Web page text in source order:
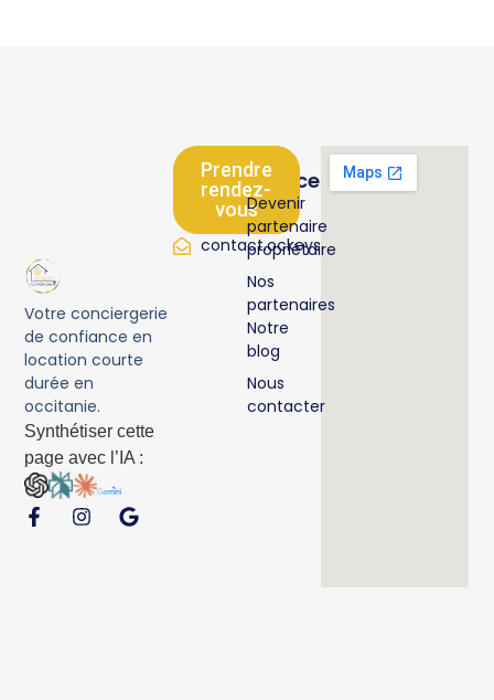
Votre conciergerie
de confiance en
location courte
durée en
occitanie.
Synthétiser cette
page avec l’IA :
Nos
services
Devenir
partenaire
propriétaire
Nos
partenaires
Notre
blog
Nous
contacter
Prendre
rendez-
vous
contact.ockeys@gmail.com